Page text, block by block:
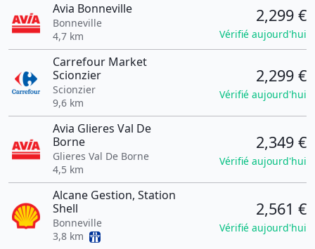
Avia Bonneville
Bonneville
4,7 km
2,299 €
Vérifié aujourd'hui
Carrefour Market
Scionzier
Scionzier
9,6 km
2,299 €
Vérifié aujourd'hui
Avia Glieres Val De
Borne
Glieres Val De Borne
4,5 km
2,349 €
Vérifié aujourd'hui
Alcane Gestion, Station
Shell
Bonneville
3,8 km
2,561 €
Vérifié aujourd'hui